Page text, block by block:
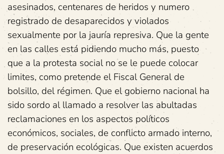
asesinados, centenares de heridos y numero
registrado de desaparecidos y violados
sexualmente por la jauría represiva. Que la gente
en las calles está pidiendo mucho más, puesto
que a la protesta social no se le puede colocar
limites, como pretende el Fiscal General de
bolsillo, del régimen. Que el gobierno nacional ha
sido sordo al llamado a resolver las abultadas
reclamaciones en los aspectos políticos
económicos, sociales, de conflicto armado interno,
de preservación ecológicas. Que existen acuerdos